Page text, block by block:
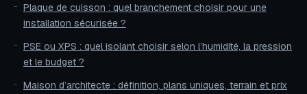
Plaque de cuisson : quel branchement choisir pour une
installation sécurisée ?
PSE ou XPS : quel isolant choisir selon l’humidité, la pression
et le budget ?
Maison d’architecte : définition, plans uniques, terrain et prix